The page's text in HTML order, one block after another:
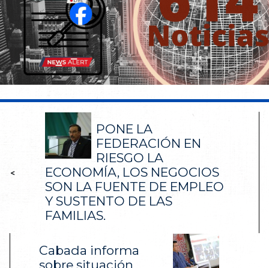
<
PONE LA
FEDERACIÓN EN
RIESGO LA
ECONOMÍA, LOS NEGOCIOS
SON LA FUENTE DE EMPLEO
Y SUSTENTO DE LAS
FAMILIAS.
Cabada informa
sobre situación